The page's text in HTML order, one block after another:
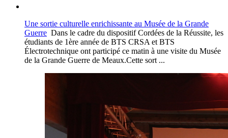
Une sortie culturelle enrichissante au Musée de la Grande
Guerre Dans le cadre du dispositif Cordées de la Réussite, les
étudiants de 1ère année de BTS CRSA et BTS
Électrotechnique ont participé ce matin à une visite du Musée
de la Grande Guerre de Meaux.Cette sort ...